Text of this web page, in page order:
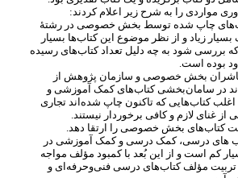
مواردی را به شرح زیر اعلام کردند:
های چاپ شده توسط بخش خصوصی در رشتۀ
بسیار زیاد و از نظر موضوع این کتابها بسیار
بررسی شود به چه دلیل تعداد کتابهای رسیده
بوده است.
ناشران بخش خصوصی و سازمان پژوهش از
در سامانبخشی کتابهای کمک آموزشی و
کتابهایی که تاکنون چاپ شده اند تجاری
از غنای لازم و کافی برخوردار نیستند.
کتابهای بخش خصوصی را ارتقا دهد.
های درسی، کمک درسی و کمک آموزشی در
کم است و از این بُعد با کمبود مؤلف مواجه
مؤلف کتابهای درسی فنیوحرفه ای و